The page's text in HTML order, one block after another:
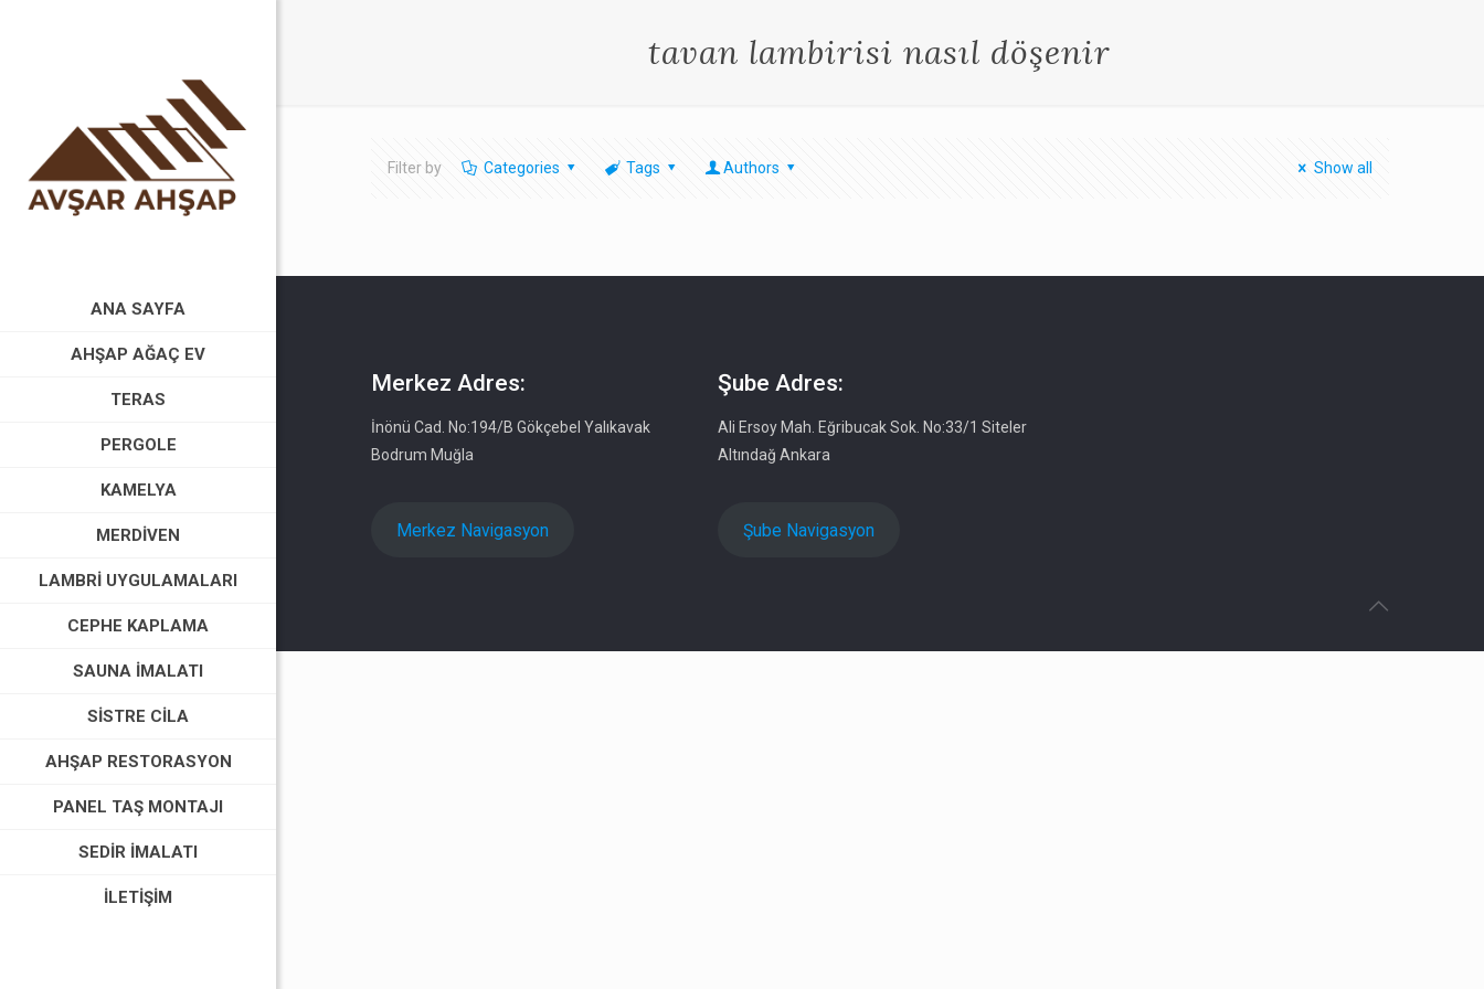
ANA SAYFA
AHŞAP AĞAÇ EV
TERAS
PERGOLE
KAMELYA
MERDIVEN
LAMBRI UYGULAMALARI
CEPHE KAPLAMA
SAUNA İMALATI
SISTRE CILA
AHŞAP RESTORASYON
PANEL TAŞ MONTAJI
SEDIR İMALATI
İLETIŞIM
tavan lambirisi nasıl döşenir
Filter by Categories Tags Authors Show all
Merkez Adres:
İnönü Cad. No:194/B Gökçebel Yalıkavak
Bodrum Muğla
Merkez Navigasyon
Şube Adres:
Ali Ersoy Mah. Eğribucak Sok. No:33/1 Siteler
Altındağ Ankara
Şube Navigasyon